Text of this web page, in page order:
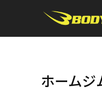
ホームジ